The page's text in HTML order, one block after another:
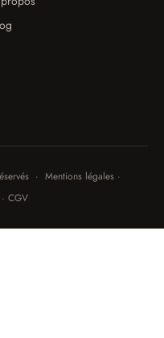
· Mentions légales ·
CGV